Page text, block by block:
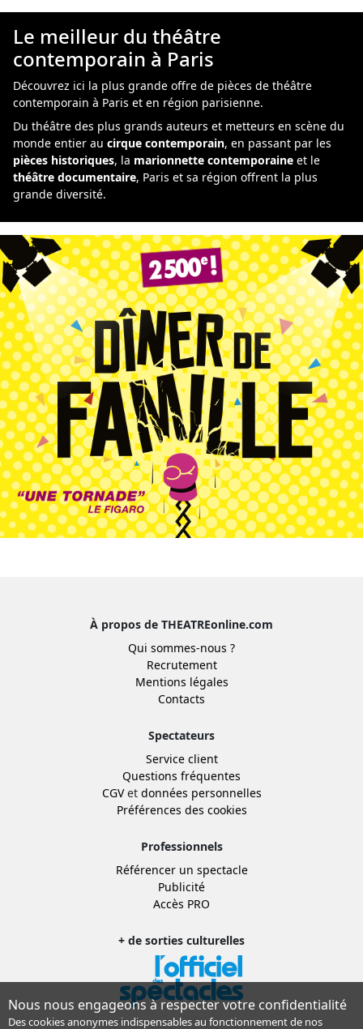
Le meilleur du théâtre
contemporain à Paris
Découvrez ici la plus grande offre de pièces de théâtre
contemporain à Paris et en région parisienne.
Du théâtre des plus grands auteurs et metteurs en scène du
monde entier au cirque contemporain, en passant par les
pièces historiques, la marionnette contemporaine et le
théâtre documentaire, Paris et sa région offrent la plus
grande diversité.
À propos de THEATREonline.com
Qui sommes-nous ?
Recrutement
Mentions légales
Contacts
Spectateurs
Service client
Questions fréquentes
CGVet données personnelles
Préférences des cookies
Professionnels
Référencer un spectacle
Publicité
Accès PRO
+ de sorties culturelles
Nous nous engageons à respecter votre confidentialité
Des cookies anonymes indispensables au fonctionnement de nos